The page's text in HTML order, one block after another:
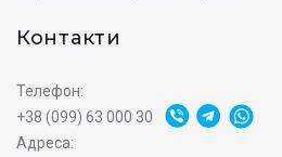
Контакти
Телефон:
+38 (099) 63 000 30
Адреса: